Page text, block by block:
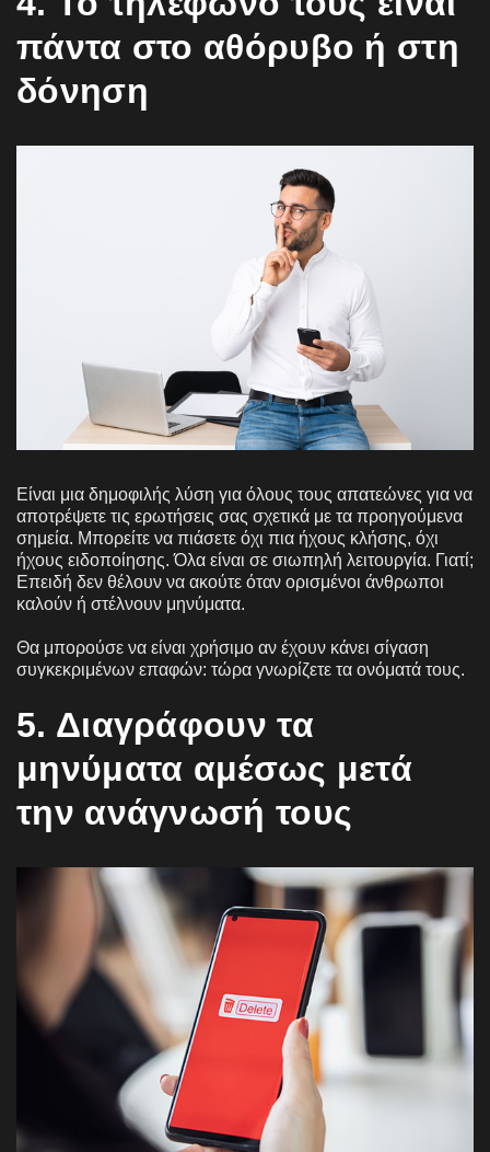
πάντα στο αθόρυβο ή στη
δόνηση
Είναι μια δημοφιλής λύση για όλους τους απατεώνες για να
αποτρέψετε τις ερωτήσεις σας σχετικά με τα προηγούμενα
σημεία. Μπορείτε να πιάσετε όχι πια ήχους κλήσης, όχι
ήχους ειδοποίησης. Όλα είναι σε σιωπηλή λειτουργία. Γιατί;
Επειδή δεν θέλουν να ακούτε όταν ορισμένοι άνθρωποι
καλούν ή στέλνουν μηνύματα.
Θα μπορούσε να είναι χρήσιμο αν έχουν κάνει σίγαση
συγκεκριμένων επαφών: τώρα γνωρίζετε τα ονόματά τους.
5. Διαγράφουν τα
μηνύματα αμέσως μετά
την ανάγνωσή τους